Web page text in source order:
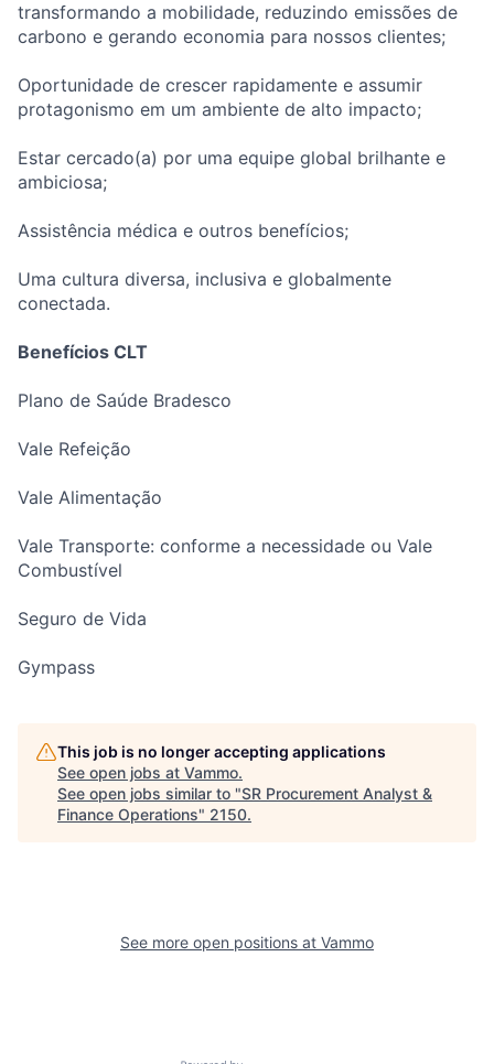
transformando a mobilidade, reduzindo emissões de
carbono e gerando economia para nossos clientes;
Oportunidade de crescer rapidamente e assumir
protagonismo em um ambiente de alto impacto;
Estar cercado(a) por uma equipe global brilhante e
ambiciosa;
Assistência médica e outros benefícios;
Uma cultura diversa, inclusiva e globalmente
conectada.
Benefícios CLT
Plano de Saúde Bradesco
Vale Refeição
Vale Alimentação
Vale Transporte: conforme a necessidade ou Vale
Combustível
Seguro de Vida
Gympass
This job is no longer accepting applications
See open jobs at Vammo.
See open jobs similar to "SR Procurement Analyst &
Finance Operations" 2150.
See more open positions at Vammo